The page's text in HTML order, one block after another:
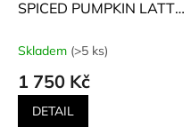
SPICED PUMPKIN LATTE
(Kořeněné dýňové latte)
Skladem (>5 ks)
1 750 Kč
DETAIL